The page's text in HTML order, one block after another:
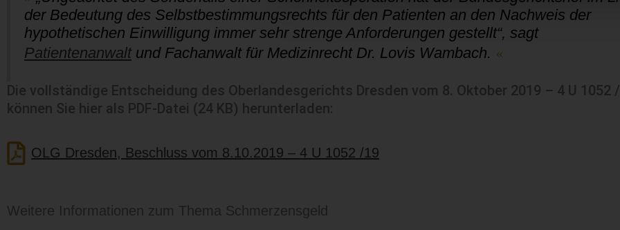
der Bedeutung des Selbstbestimmungsrechts für den Patienten an den Nachweis der
hypothetischen Einwilligung immer sehr strenge Anforderungen gestellt“, sagt
Patientenanwaltund Fachanwalt für Medizinrecht Dr. Lovis Wambach.
Die vollständige Entscheidung des Oberlandesgerichts Dresden vom 8. Oktober 2019 – 4 U 1052
können Sie hier als PDF-Datei (24 KB) herunterladen:
OLG Dresden, Beschluss vom 8.10.2019 – 4 U 1052 /19
Weitere Informationen zum Thema Schmerzensgeld